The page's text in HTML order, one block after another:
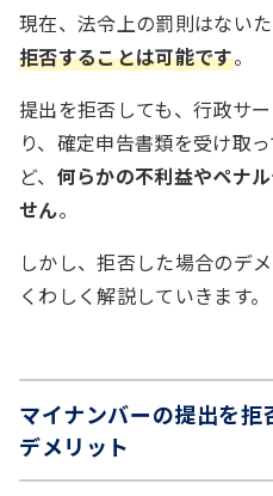
現在、法令上の罰則はないた
拒否することは可能です。
提出を拒否しても、行政サ
り、確定申告書類を受け取
ど、 何らかの不利益やペナ
せん。
しかし、拒否した場合のデ
くわしく解説していきます。
マイナンバーの提出を
デメリット